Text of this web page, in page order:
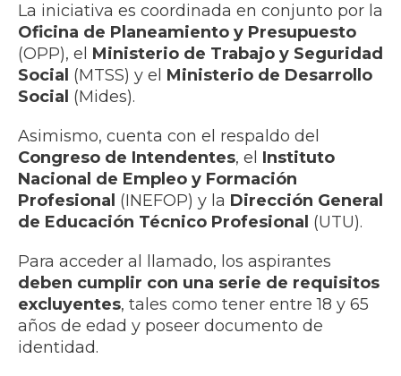
La iniciativa es coordinada en conjunto por la
Oficina de Planeamiento y Presupuesto
(OPP), el Ministerio de Trabajo y Seguridad
Social (MTSS) y el Ministerio de Desarrollo
Social (Mides).
Asimismo, cuenta con el respaldo del
Congreso de Intendentes, el Instituto
Nacional de Empleo y Formación
Profesional (INEFOP) y la Dirección General
de Educación Técnico Profesional (UTU).
Para acceder al llamado, los aspirantes
deben cumplir con una serie de requisitos
excluyentes, tales como tener entre 18 y 65
años de edad y poseer documento de
identidad.